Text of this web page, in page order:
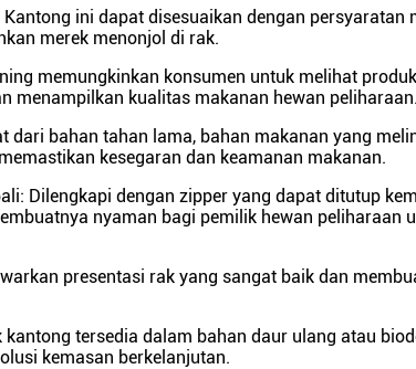
ini dapat disesuaikan dengan persyaratan
merek menonjol di rak.
memungkinkan konsumen untuk melihat
menampilkan kualitas makanan hewan peliharaan.
dari bahan tahan lama, bahan makanan yang
kesegaran dan keamanan makanan.
Dilengkapi dengan zipper yang dapat ditutup
nyaman bagi pemilik hewan peliharaan
presentasi rak yang sangat baik dan
tersedia dalam bahan daur ulang atau
kemasan berkelanjutan.